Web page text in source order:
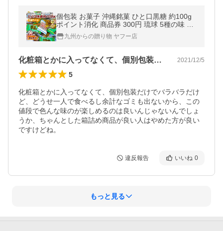
個包装 お菓子 沖縄銘菓 ひと口黒糖 約100g
ポイント消化 商品券 300円 琉球 5種の味 お
酒 おやつ 送料無料 機内サービスで人気 ポイ
ント利用 爆買
九州からの贈り物 ヤフー店
化粧箱とかに入ってなくて、個別包装だけ… 2021/12/5
5
化粧箱とかに入ってなくて、個別包装だけでバラバラだけ
ど、どうせ一人で食べるし余計なゴミも出ないから、この
値段で色んな味のが楽しめるのは良いんじゃないんでしょ
うか、ちゃんとした箱詰め商品が良い人はやめた方が良い
ですけどね。
違反報告 いいね 0
もっと見る